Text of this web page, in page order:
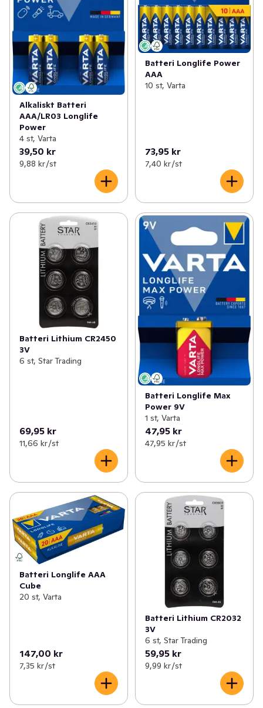
Alkaliskt Batteri
AAA/LR03 Longlife
Power
4 st, Varta
39,50 kr
9,88 kr /st
Batteri Longlife Power
AAA
10 st, Varta
73,95 kr
7,40 kr /st
Batteri Lithium CR2450
3V
6 st, Star Trading
69,95 kr
11,66 kr /st
Batteri Longlife Max
Power 9V
1 st, Varta
47,95 kr
47,95 kr /st
Batteri Longlife AAA
Cube
20 st, Varta
147,00 kr
7,35 kr /st
Batteri Lithium CR2032
3V
6 st, Star Trading
59,95 kr
9,99 kr /st